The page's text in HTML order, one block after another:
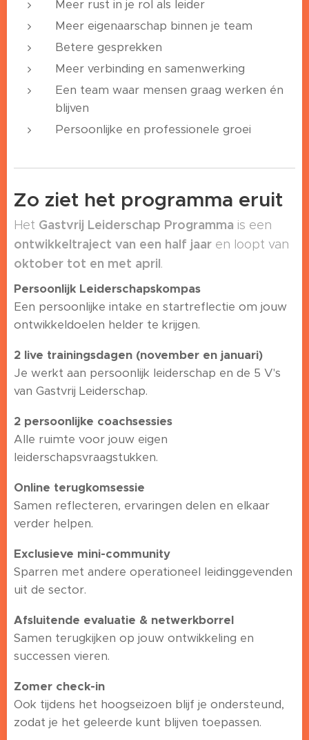
Meer rust in je rol als leider
Meer eigenaarschap binnen je team
Betere gesprekken
Meer verbinding en samenwerking
Een team waar mensen graag werken én
blijven
Persoonlijke en professionele groei
Zo ziet het programma eruit
Het Gastvrij Leiderschap Programma is een
ontwikkeltraject van een half jaar en loopt van
oktober tot en met april.
Persoonlijk Leiderschapskompas
Een persoonlijke intake en startreflectie om jouw
ontwikkeldoelen helder te krijgen.
2 live trainingsdagen (november en januari)
Je werkt aan persoonlijk leiderschap en de 5 V's
van Gastvrij Leiderschap.
2 persoonlijke coachsessies
Alle ruimte voor jouw eigen
leiderschapsvraagstukken.
Online terugkomsessie
Samen reflecteren, ervaringen delen en elkaar
verder helpen.
Exclusieve mini-community
Sparren met andere operationeel leidinggevenden
uit de sector.
Afsluitende evaluatie & netwerkborrel
Samen terugkijken op jouw ontwikkeling en
successen vieren.
Zomer check-in
Ook tijdens het hoogseizoen blijf je ondersteund,
zodat je het geleerde kunt blijven toepassen.